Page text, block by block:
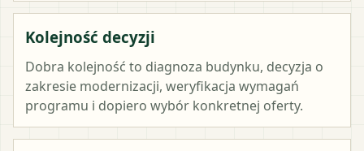
Kolejność decyzji
Dobra kolejność to diagnoza budynku, decyzja o
zakresie modernizacji, weryfikacja wymagań
programu i dopiero wybór konkretnej oferty.